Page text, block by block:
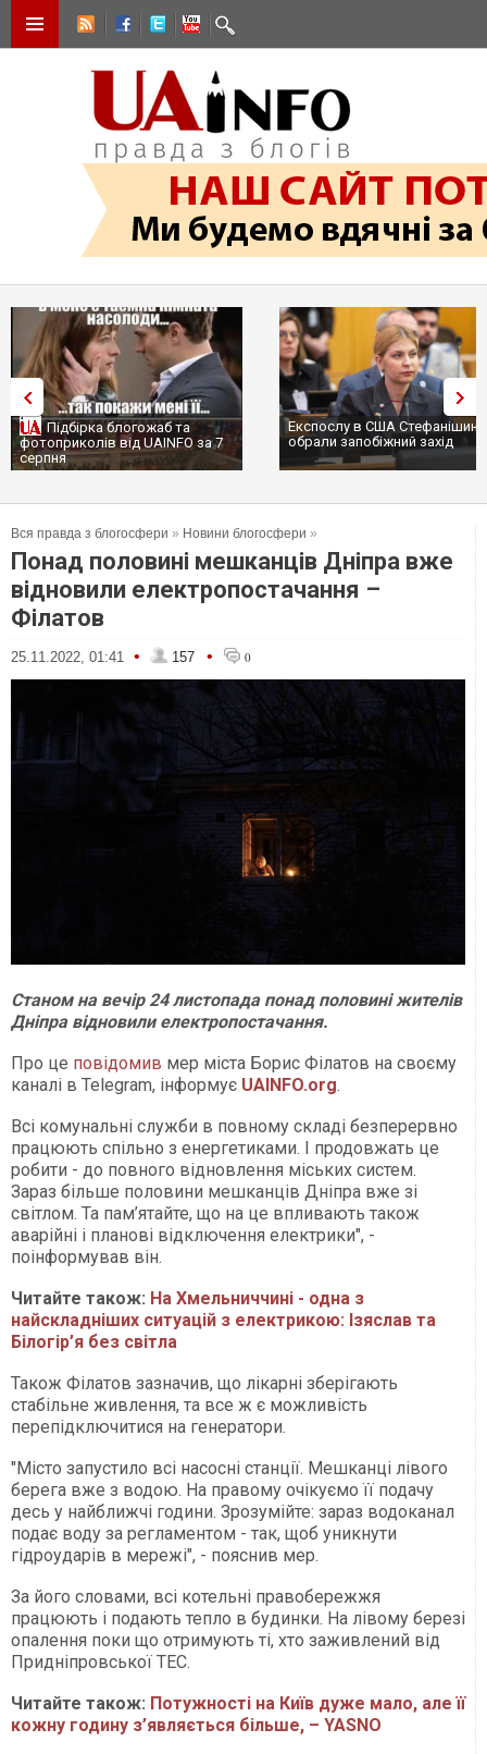
Підбірка блогожаб та
фотоприколів від UAINFO за 7
серпня
Експослу в США
обрали запобіжний захід
Вся правда з блогосфери » Новини блогосфери »
Понад половині мешканців Дніпра вже
відновили електропостачання –
Філатов
25.11.2022, 01:41 • 157 • 0
Станом на вечір 24 листопада понад половині жителів
Дніпра відновили електропостачання.
Про це повідомив мер міста Борис Філатов на своєму
каналі в Telegram, інформує UAINFO.org.
Всі комунальні служби в повному складі безперервно
працюють спільно з енергетиками. І продовжать це
робити - до повного відновлення міських систем.
Зараз більше половини мешканців Дніпра вже зі
світлом. Та пам’ятайте, що на це впливають також
аварійні і планові відключення електрики", -
поінформував він.
Читайте також: На Хмельниччині - одна з
найскладніших ситуацій з електрикою: Ізяслав та
Білогір’я без світла
Також Філатов зазначив, що лікарні зберігають
стабільне живлення, та все ж є можливість
перепідключитися на генератори.
"Місто запустило всі насосні станції. Мешканці лівого
берега вже з водою. На правому очікуємо її подачу
десь у найближчі години. Зрозумійте: зараз водоканал
подає воду за регламентом - так, щоб уникнути
гідроударів в мережі", - пояснив мер.
За його словами, всі котельні правобережжя
працюють і подають тепло в будинки. На лівому березі
опалення поки що отримують ті, хто заживлений від
Придніпровської ТЕС.
Читайте також: Потужності на Київ дуже мало, але її
кожну годину з’являється більше, – YASNO